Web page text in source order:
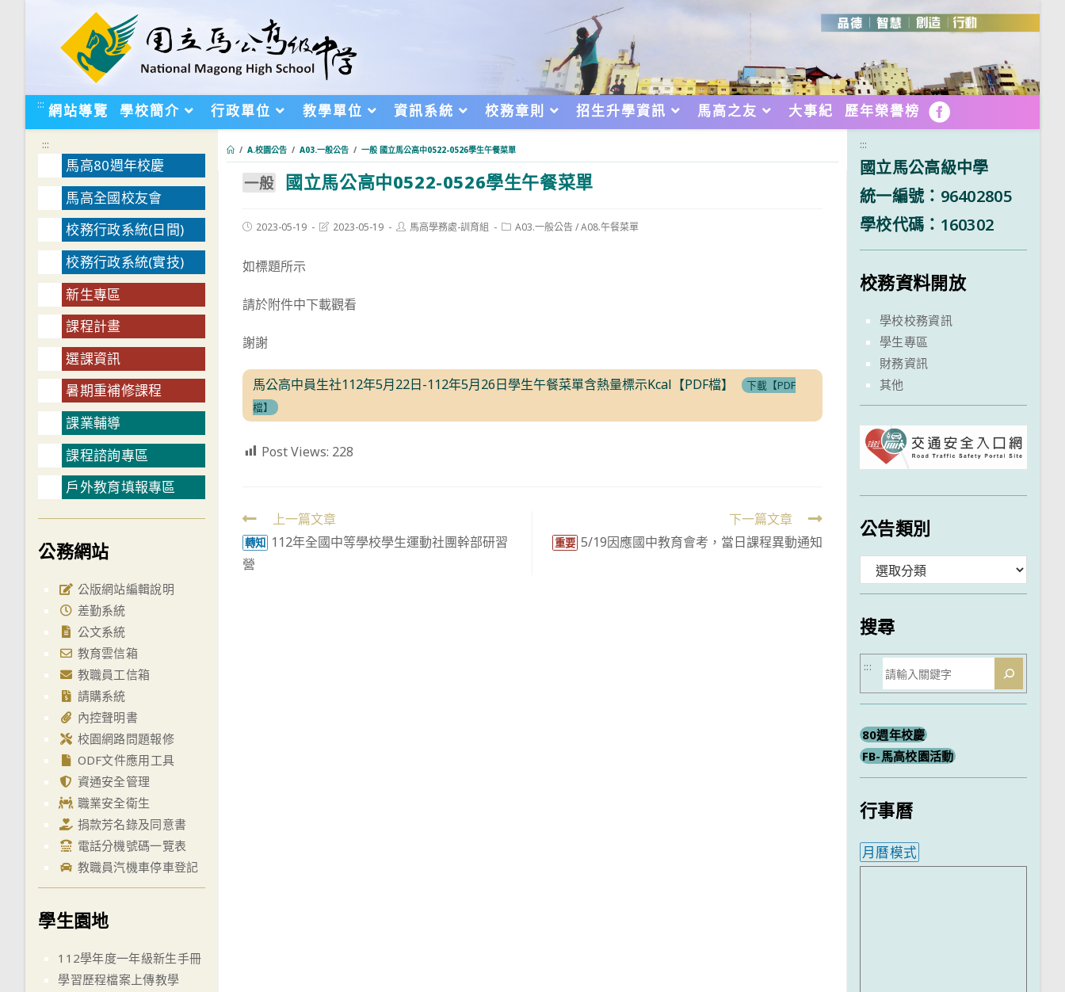
::: 網站導覽 學校簡介 行政單位 教學單位 資訊系統 校務章則 招生升學資訊 馬高之友 大事紀 歷年榮譽榜 FB
/ A.校園公告 / A03.一般公告 / 一般 國立馬公高中0522-0526學生午餐菜單
一般 國立馬公高中0522-0526學生午餐菜單
Post2023-05-19
Post2023-05-19
Post馬高學務處-訓育組
PostA03.一般公告/A08.午餐菜單
如標題所示
請於附件中下載觀看
謝謝
馬公高中員生社112年5月22日-112年5月26日學生午餐菜單含熱量標示Kcal【PDF檔】
下載【PDF
檔】
Post Views: 228
Read
more
articles
上一篇文章
轉知 112年全國中等學校學生運動社團幹部研習
營
下一篇文章
重要 5/19因應國中教育會考，當日課程異動通知
:::
馬高80週年校慶
馬高全國校友會
校務行政系統(日間)
校務行政系統(實技)
新生專區
課程計畫
選課資訊
暑期重補修課程
課業輔導
課程諮詢專區
戶外教育填報專區
公務網站
公版網站編輯說明
差勤系統
公文系統
教育雲信箱
教職員工信箱
請購系統
內控聲明書
校園網路問題報修
ODF文件應用工具
資通安全管理
職業安全衛生
捐款芳名錄及同意書
電話分機號碼一覽表
教職員汽機車停車登記
學生園地
112學年度一年級新生手冊
學習歷程檔案上傳教學
:::
國立馬公高級中學
統一編號：96402805
學校代碼：160302
校務資料開放
學校校務資訊
學生專區
財務資訊
其他
公告類別
類
搜尋
搜
尋
:::
80週年校慶
FB-馬高校園活動
行事曆
月曆模式